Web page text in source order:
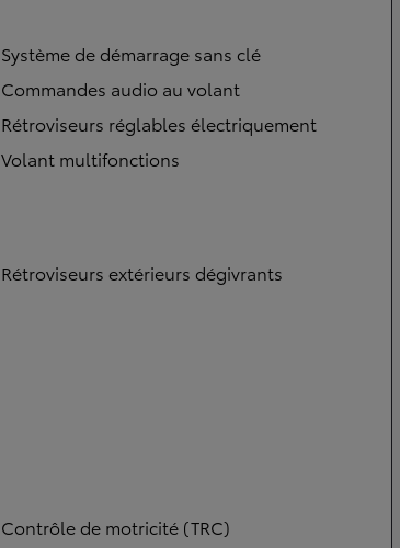
Système de démarrage sans clé
Commandes audio au volant
Rétroviseurs réglables électriquement
Volant multifonctions
Rétroviseurs extérieurs dégivrants
Contrôle de motricité (TRC)